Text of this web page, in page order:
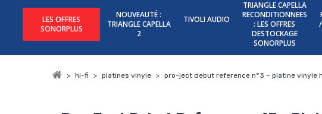
LES OFFRES
SONORPLUS
NOUVEAUTÉ :
TRIANGLE CAPELLA
2
TIVOLI AUDIO
TRIANGLE CAPELLA
RECONDITIONNEES
: LES OFFRES
DESTOCKAGE
SONORPLUS
> hi-fi > platines vinyle > pro-ject debut reference n°3 – platine vinyle